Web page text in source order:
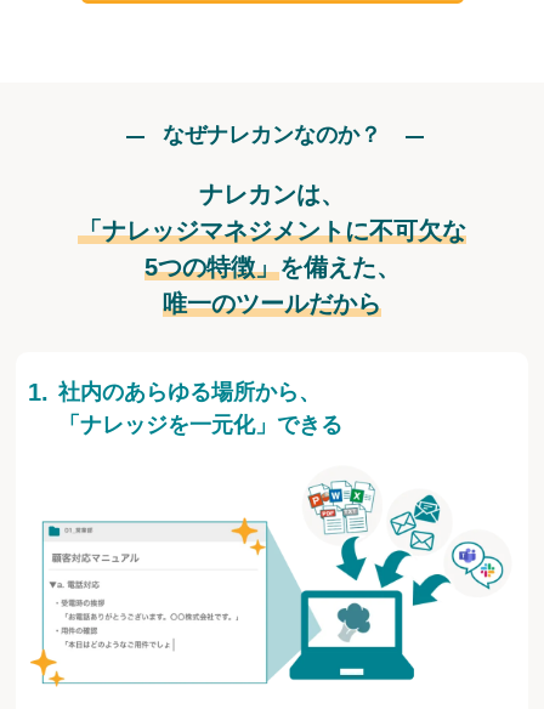
なぜナレカンなのか？
ナレカンは、
「ナレッジマネジメントに不可欠な
5つの特徴」を備えた、
唯一のツールだから
社内のあらゆる場所から、
「ナレッジを一元化」できる